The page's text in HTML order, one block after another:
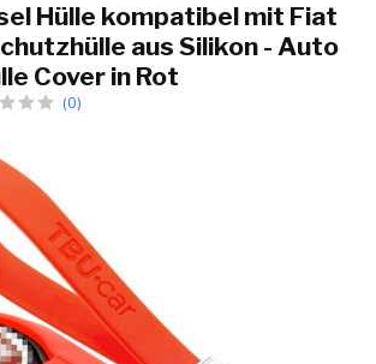
Hülle kompatibel mit Fiat
aus Silikon - Auto
Cover in Rot
(0)